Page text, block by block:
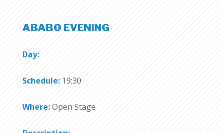
ABABO EVENING
Day:
Schedule: 19:30
Where:Open Stage